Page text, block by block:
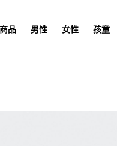
品 男性 女性 孩童